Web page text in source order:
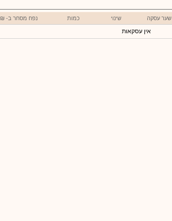
שער עסקה שינוי כמות נפח מסחר ב- ₪
אין עסקאות